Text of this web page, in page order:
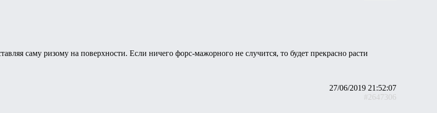
саму ризому на поверхности. Если ничего форс-мажорного не случится, то будет прекрасно расти
27/06/2019 21:52:07
#2647306